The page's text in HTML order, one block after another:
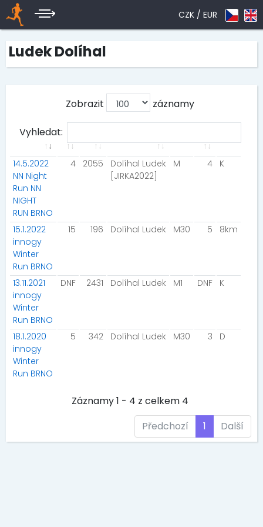
CZK / EUR
Ludek Dolíhal
Zobrazit záznamy
Vyhledat:
14.5.2022
NN Night
Run NN
NIGHT
RUN BRNO
4 2055
Dolíhal Ludek
[JIRKA2022]
M 4 K
15.1.2022
innogy
Winter
Run BRNO
15 196 Dolíhal Ludek M30 5 8km
13.11.2021
innogy
Winter
Run BRNO
DNF 2431 Dolíhal Ludek M1 DNF K
18.1.2020
innogy
Winter
Run BRNO
5 342 Dolíhal Ludek M30 3 D
Záznamy 1 - 4 z celkem 4
Předchozí
1 Další